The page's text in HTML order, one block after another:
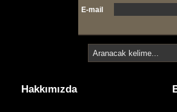
E-mail
Hakkımızda